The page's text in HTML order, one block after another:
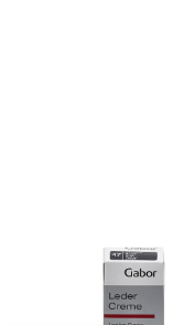
Ledercreme